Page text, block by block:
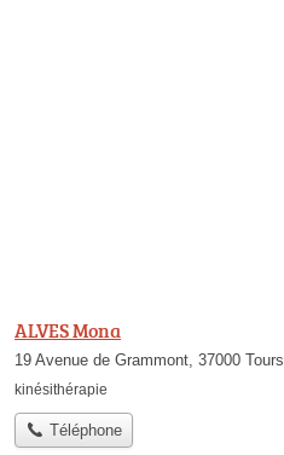
ALVES Mona
19 Avenue de Grammont, 37000 Tours
kinésithérapie
Téléphone